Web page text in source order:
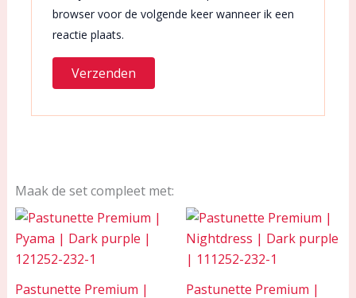
browser voor de volgende keer wanneer ik een
reactie plaats.
Maak de set compleet met:
Pastunette Premium |
Pastunette Premium |